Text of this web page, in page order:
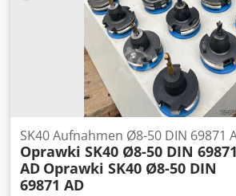
SK40 Aufnahmen Ø8-50 DIN 69871
Oprawki SK40 Ø8-50 DIN 69871
AD Oprawki SK40 Ø8-50 DIN
69871 AD